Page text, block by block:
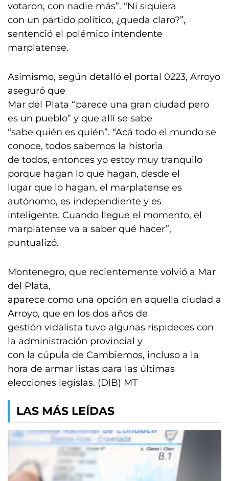
votaron, con nadie más”. “Ni siquiera
con un partido político, ¿queda claro?”,
sentenció el polémico intendente
marplatense.
Asimismo, según detalló el portal 0223, Arroyo
aseguró que
Mar del Plata “parece una gran ciudad pero
es un pueblo” y que allí se sabe
“sabe quién es quién”. “Acá todo el mundo se
conoce, todos sabemos la historia
de todos, entonces yo estoy muy tranquilo
porque hagan lo que hagan, desde el
lugar que lo hagan, el marplatense es
autónomo, es independiente y es
inteligente. Cuando llegue el momento, el
marplatense va a saber qué hacer”,
puntualizó.
Montenegro, que recientemente volvió a Mar
del Plata,
aparece como una opción en aquella ciudad a
Arroyo, que en los dos años de
gestión vidalista tuvo algunas rispideces con
la administración provincial y
con la cúpula de Cambiemos, incluso a la
hora de armar listas para las últimas
elecciones legislas. (DIB) MT
LAS MÁS LEÍDAS